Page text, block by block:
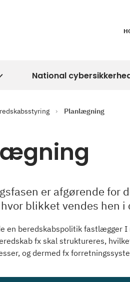
National
Planlægning
er afgørende for
blikket vendes hen i
en beredskabspolitik fastlægger
fx skal struktureres,
og dermed fx